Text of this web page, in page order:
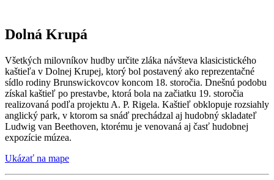
Dolná Krupá
Všetkých milovníkov hudby určite zláka návšteva klasicistického
kaštieľa v Dolnej Krupej, ktorý bol postavený ako reprezentačné
sídlo rodiny Brunswickovcov koncom 18. storočia. Dnešnú podobu
získal kaštieľ po prestavbe, ktorá bola na začiatku 19. storočia
realizovaná podľa projektu A. P. Rigela. Kaštieľ obklopuje rozsiahly
anglický park, v ktorom sa snáď prechádzal aj hudobný skladateľ
Ludwig van Beethoven, ktorému je venovaná aj časť hudobnej
expozície múzea.
Ukázať na mape